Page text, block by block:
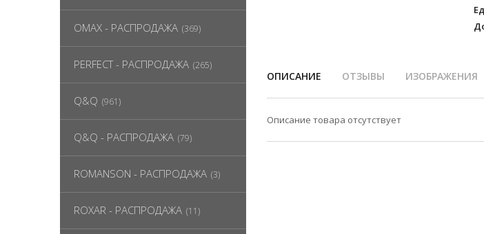
ОПИСАНИЕ ОТЗЫВЫ ИЗОБРАЖЕНИЯ
Описание товара отсутствует
OMAX - РАСПРОДАЖА (369)
PERFECT - РАСПРОДАЖА (265)
Q&Q (961)
Q&Q - РАСПРОДАЖА (79)
ROMANSON - РАСПРОДАЖА (3)
ROXAR - РАСПРОДАЖА (11)